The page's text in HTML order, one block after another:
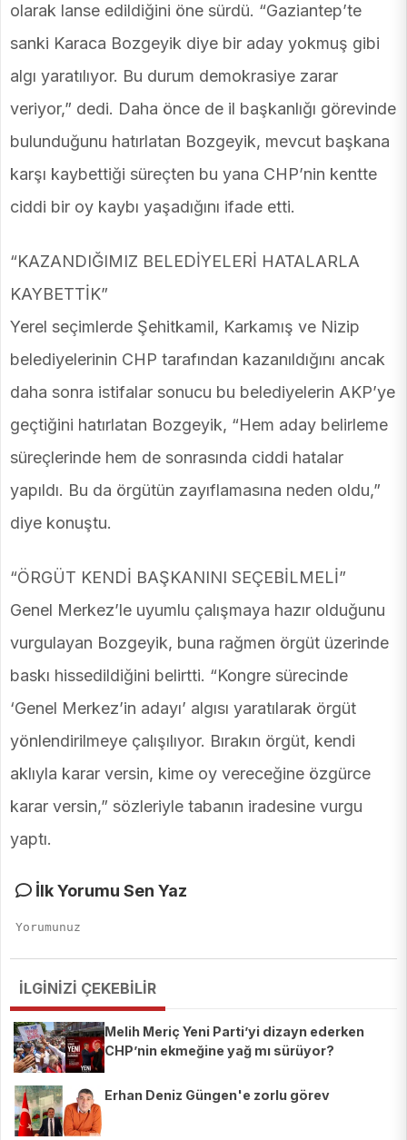
olarak lanse edildiğini öne sürdü. “Gaziantep’te
sanki Karaca Bozgeyik diye bir aday yokmuş gibi
algı yaratılıyor. Bu durum demokrasiye zarar
veriyor,” dedi. Daha önce de il başkanlığı görevinde
bulunduğunu hatırlatan Bozgeyik, mevcut başkana
karşı kaybettiği süreçten bu yana CHP’nin kentte
ciddi bir oy kaybı yaşadığını ifade etti.
“KAZANDIĞIMIZ BELEDİYELERİ HATALARLA
KAYBETTİK”
Yerel seçimlerde Şehitkamil, Karkamış ve Nizip
belediyelerinin CHP tarafından kazanıldığını ancak
daha sonra istifalar sonucu bu belediyelerin AKP’ye
geçtiğini hatırlatan Bozgeyik, “Hem aday belirleme
süreçlerinde hem de sonrasında ciddi hatalar
yapıldı. Bu da örgütün zayıflamasına neden oldu,”
diye konuştu.
“ÖRGÜT KENDİ BAŞKANINI SEÇEBİLMELİ”
Genel Merkez’le uyumlu çalışmaya hazır olduğunu
vurgulayan Bozgeyik, buna rağmen örgüt üzerinde
baskı hissedildiğini belirtti. “Kongre sürecinde
‘Genel Merkez’in adayı’ algısı yaratılarak örgüt
yönlendirilmeye çalışılıyor. Bırakın örgüt, kendi
aklıyla karar versin, kime oy vereceğine özgürce
karar versin,” sözleriyle tabanın iradesine vurgu
yaptı.
İlk Yorumu Sen Yaz
İLGİNİZİ ÇEKEBİLİR
Melih Meriç Yeni Parti’yi dizayn ederken
CHP’nin ekmeğine yağ mı sürüyor?
Erhan Deniz Güngen'e zorlu görev